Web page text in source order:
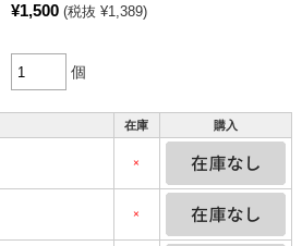
¥1,500 (税抜 ¥1,389)
個
在庫 購入
×
×